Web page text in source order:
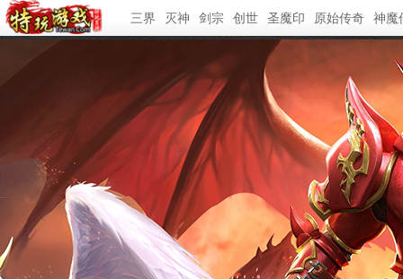
三界 灭神 剑宗 创世 圣魔印 原始传奇 神魔